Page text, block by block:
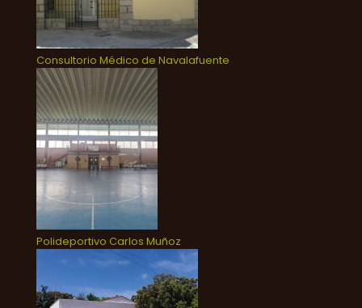
Consultorio Médico de Navalafuente
Polideportivo Carlos Muñoz